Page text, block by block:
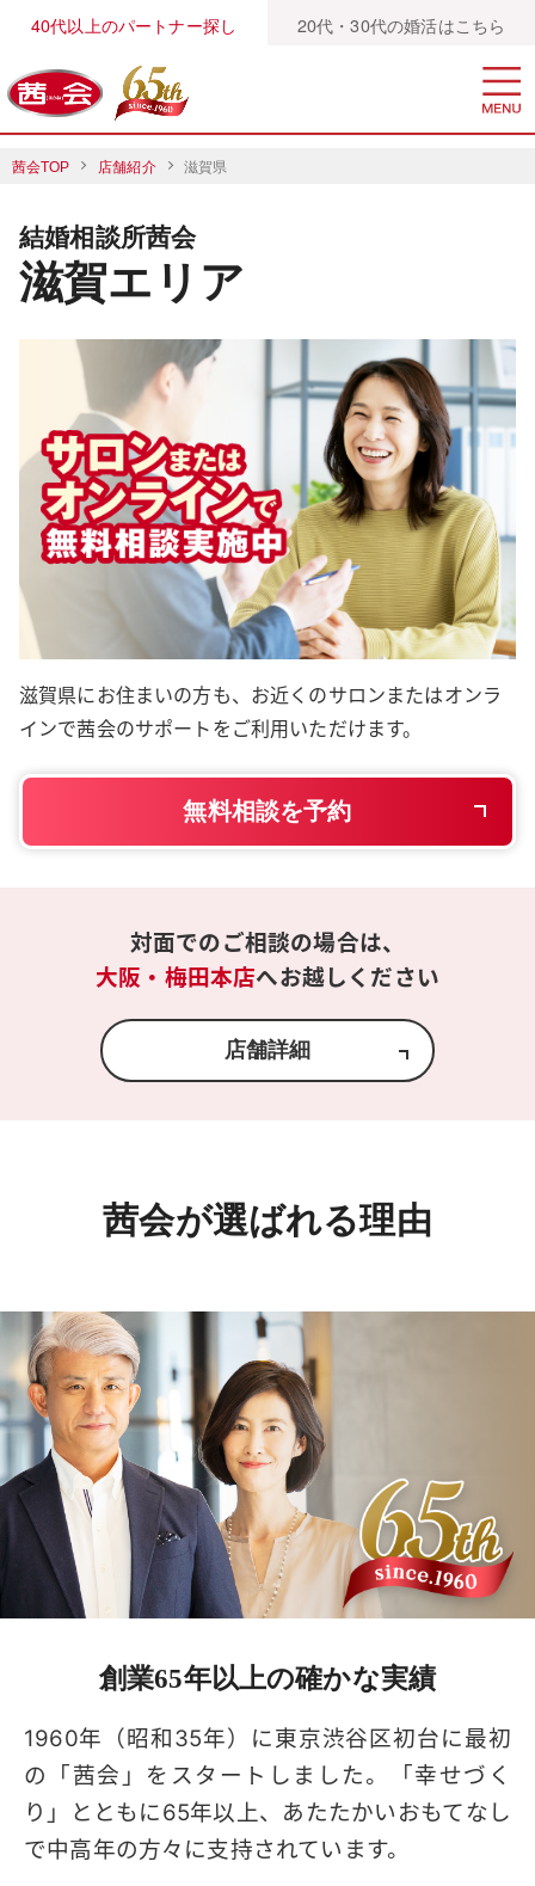
40代以上のパートナー探し 20代・30代の婚活はこちら
茜会TOP 店舗紹介 滋賀県
結婚相談所茜会
滋賀エリア
滋賀県にお住まいの方も、お近くのサロンまたはオンラ
インで茜会のサポートをご利用いただけます。
無料相談を予約
対面でのご相談の場合は、
大阪・梅田本店へお越しください
店舗詳細
茜会が選ばれる理由
創業65年以上の確かな実績
1960年（昭和35年）に東京渋谷区初台に最初
の「茜会」をスタートしました。「幸せづく
り」とともに65年以上、あたたかいおもてなし
で中高年の方々に支持されています。